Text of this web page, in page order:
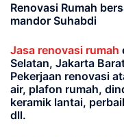
Renovasi Rumah
mandor Suhabdi
Jasa renovasi rumah
Selatan, Jakarta
Pekerjaan renovasi
air, plafon rumah,
keramik lantai,
dll.